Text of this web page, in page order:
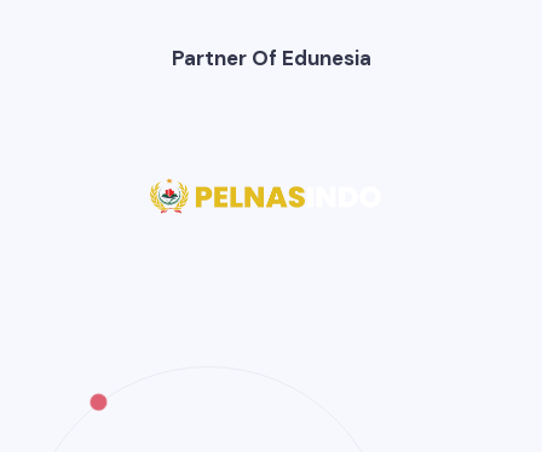
Partner Of Edunesia